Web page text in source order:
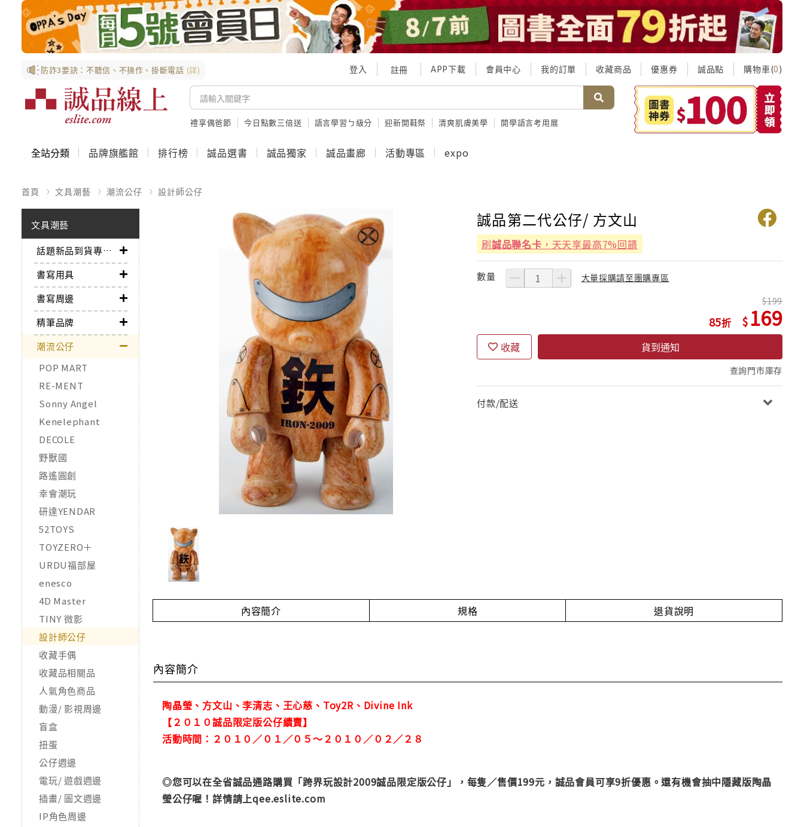
防詐3要訣：不聽信、不操作、掛斷電話 (詳) 登入 註冊 APP下載 會員中心 我的訂單 收藏商品 優惠券 誠品點 購物車(0)
禮享偶爸節 今日點數三倍送 語言學習ㄅ級分 迎新開鞋祭 清爽肌膚美學 開學語言考用展
全站分類 品牌旗艦館 排行榜 誠品選書 誠品獨家 誠品畫廊 活動專區 expo
首頁 文具潮藝 潮流公仔 設計師公仔
文具潮藝
話題新品到貨專區➤
書寫用具
書寫周邊
精筆品牌
潮流公仔
POP MART
RE-MENT
Sonny Angel
Kenelephant
DECOLE
野獸國
路遙圓創
幸會潮玩
研達YENDAR
52TOYS
TOYZERO＋
URDU福部屋
enesco
4D Master
TINY 微影
設計師公仔
收藏手偶
收藏品相關品
人氣角色商品
動漫/ 影視周邊
盲盒
扭蛋
公仔週邊
電玩/ 遊戲週邊
插畫/ 圖文週邊
IP角色周邊
誠品第二代公仔/ 方文山
刷誠品聯名卡 ，天天享最高7%回饋
數量 大量採購請至團購專區
85
199
169
收藏 貨到通知
查詢門市庫存
付款/配送
內容簡介 規格 退貨說明
內容簡介
陶晶瑩、方文山、李清志、王心慈、Toy2R、Divine Ink
【２０１０誠品限定版公仔續賣】
活動時間：２０１０／０１／０５～２０１０／０２／２８
◎您可以在全省誠品通路購買「跨界玩設計2009誠品限定版公仔」，每隻／售價199元，誠品會員可享9折優惠。還有機會抽中隱藏版陶晶
瑩公仔喔！詳情請上qee.eslite.com